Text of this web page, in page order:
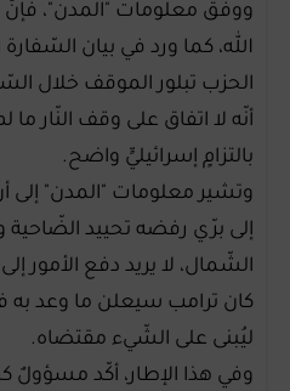
ووفق معلومات "المدن"، فإنّ
الله، كما ورد في بيان السّفارة
الحزب تبلور الموقف خلال
أنّه لا اتفاق على وقف النّار ما
بالتزامٍ إسرائيليٍّ واضح.
وتشير معلومات "المدن" إلى
إلى برّي رفضه تحييد الضّاحية
الشّمال، لا يريد دفع الأمور إلى
كان ترامب سيعلن ما وعد به
ليُبنى على الشّيء مقتضاه.
وفي هذا الإطار، أكّد مسؤولٌ